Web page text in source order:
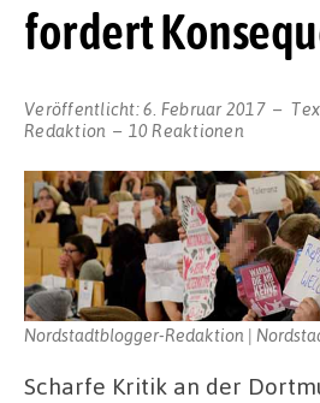
fordert
Veröffentlicht:6. Februar 2017
Redaktion
10 Reaktionen
Nordstadtblogger-Redaktion |
Scharfe Kritik an der